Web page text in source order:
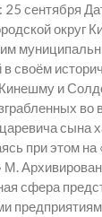
сентября
округ
в своём
и
во
царевича сына
при этом на
М.
сфера